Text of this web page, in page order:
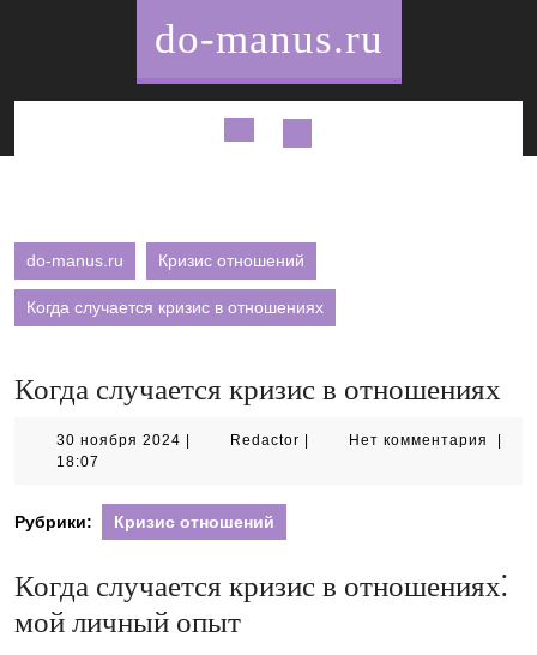
do-manus.ru
Кнопка
do-manus.ru Кризис отношений
Когда случается кризис в отношениях
Когда случается кризис в отношениях
30 ноября 2024 30
Redactor RedactorНет комментария
18:07
Рубрики: Кризис отношений
Когда случается кризис в отношениях⁚
мой личный опыт